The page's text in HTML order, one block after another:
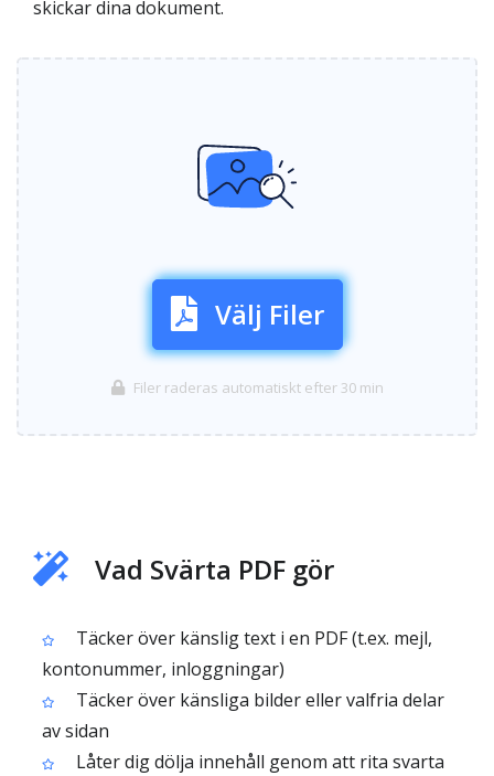
skickar dina dokument.
Välj Filer
Filer raderas automatiskt efter 30 min
Vad Svärta PDF gör
Täcker över känslig text i en PDF (t.ex. mejl,
kontonummer, inloggningar)
Täcker över känsliga bilder eller valfria delar
av sidan
Låter dig dölja innehåll genom att rita svarta